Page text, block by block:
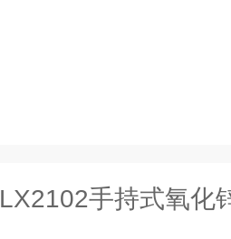
LX2102手持式氧化